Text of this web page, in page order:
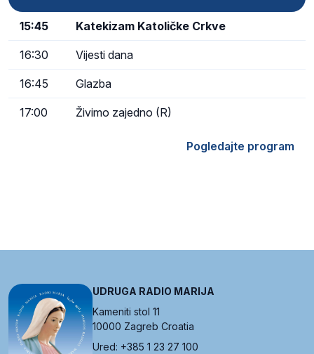
15:45 Katekizam Katoličke Crkve
16:30 Vijesti dana
16:45 Glazba
17:00 Živimo zajedno (R)
Pogledajte program
UDRUGA RADIO MARIJA
Kameniti stol 11
10000 Zagreb Croatia
Ured: +385 1 23 27 100